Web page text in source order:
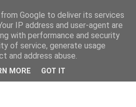
Google to deliver its services
IP address and user-agent are
with performance and security
of service, generate usage
and address abuse.
MORE GOT IT